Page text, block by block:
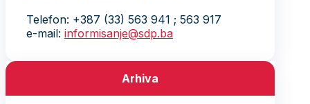
Telefon: +387 (33) 563 941 ; 563 917
e-mail: informisanje@sdp.ba
Arhiva